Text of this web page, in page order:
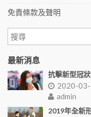
免責條款及聲明
最新消息
抗擊新型冠
2020-
admin
2019年全新